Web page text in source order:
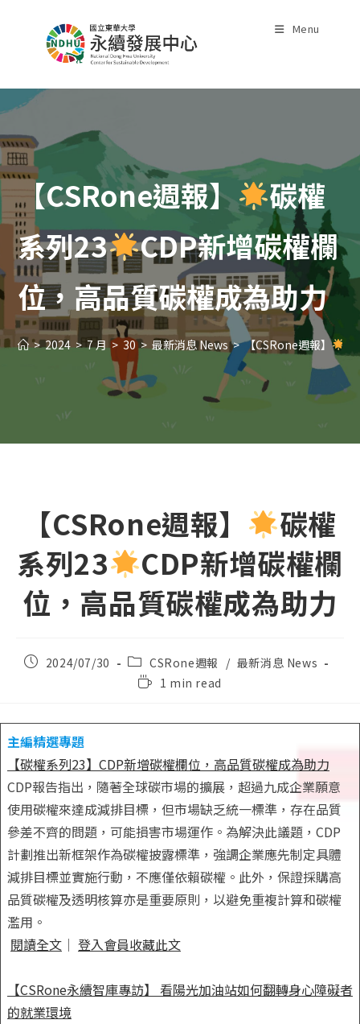
Menu
【CSRone週報】
碳權
系列23
CDP新增碳權欄
位，高品質碳權成為助力
> 2024 > 7 月 > 30 > 最新消息 News > 【CSRone週報】
【CSRone週報】
碳權
系列23
CDP新增碳權欄
位，高品質碳權成為助力
Post2024/07/30
Post
category:
CSRone週報 / 最新消息 News
Reading1 min read
主編精選專題
【碳權系列23】CDP新增碳權欄位，高品質碳權成為助力
CDP報告指出，隨著全球碳市場的擴展，超過九成企業願意
使用碳權來達成減排目標，但市場缺乏統一標準，存在品質
參差不齊的問題，可能損害市場運作。為解決此議題，CDP
計劃推出新框架作為碳權披露標準，強調企業應先制定具體
減排目標並實施行動，不應僅依賴碳權。此外，保證採購高
品質碳權及透明核算亦是重要原則，以避免重複計算和碳權
濫用。
閱讀全文 ｜ 登入會員收藏此文
【CSRone永續智庫專訪】 看陽光加油站如何翻轉身心障礙者
的就業環境